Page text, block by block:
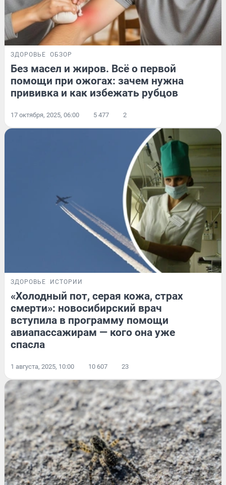
ЗДОРОВЬЕ ОБЗОР
Без масел и жиров. Всё о первой
помощи при ожогах: зачем нужна
прививка и как избежать рубцов
17 октября, 2025, 06:00 5 477 2
ЗДОРОВЬЕ ИСТОРИИ
«Холодный пот, серая кожа, страх
смерти»: новосибирский врач
вступила в программу помощи
авиапассажирам — кого она уже
спасла
1 августа, 2025, 10:00 10 607 23